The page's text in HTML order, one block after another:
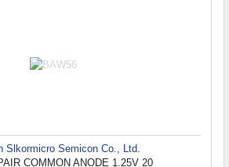
Slkormicro Semicon Co., Ltd.
COMMON ANODE 1.25V 20